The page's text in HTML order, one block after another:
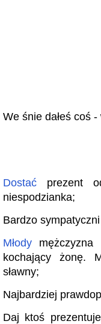
We śnie dałeś coś
Dostać prezent
niespodzianka;
Bardzo
Młody mężczyzna
kochający żonę.
sławny;
Najbardziej
Daj ktoś